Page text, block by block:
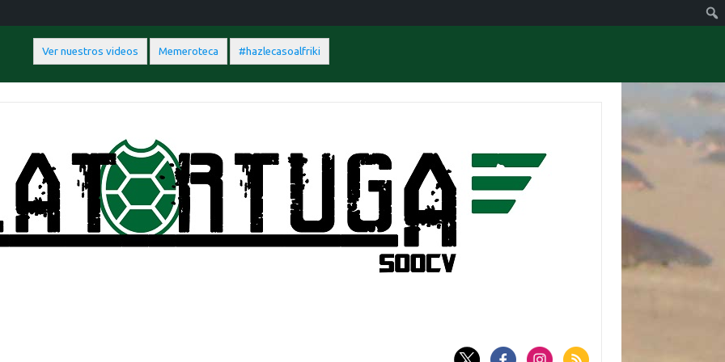
Ver nuestros videos Memeroteca #hazlecasoalfriki